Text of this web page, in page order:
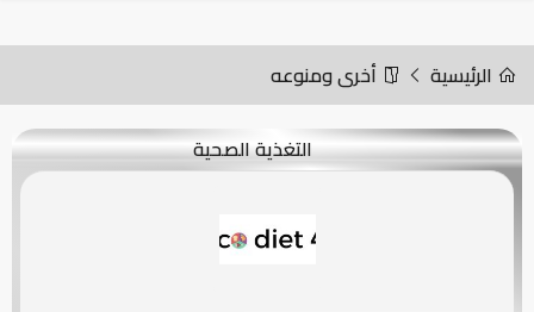
الرئيسية أخرى ومنوعه
التغذية الصحية